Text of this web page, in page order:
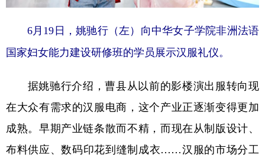
6月19日，姚驰行（左）向中华女子学院非洲法语
国家妇女能力建设研修班的学员展示汉服礼仪。
据姚驰行介绍，曹县从以前的影楼演出服转向现
在大众有需求的汉服电商，这个产业正逐渐变得更加
成熟。早期产业链条散而不精，而现在从制版设计、
布料供应、数码印花到缝制成衣……汉服的市场分工